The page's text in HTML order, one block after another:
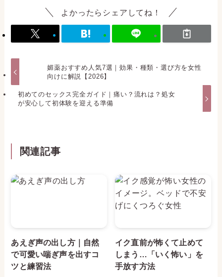
よかったらシェアしてね！
媚薬おすすめ人気7選｜効果・種類・選び方を女性
向けに解説【2026】
初めてのセックス完全ガイド｜痛い？流れは？処女
が安心して初体験を迎える準備
関連記事
あえぎ声の出し方｜自然
で可愛い喘ぎ声を出すコ
ツと練習法
イク直前が怖くて止めて
しまう…「いく怖い」を
手放す方法